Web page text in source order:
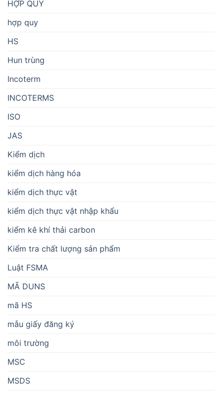
HỢP QUY
hợp quy
HS
Hun trùng
Incoterm
INCOTERMS
ISO
JAS
Kiểm dịch
kiểm dịch hàng hóa
kiểm dịch thực vật
kiểm dịch thực vật nhập khẩu
kiểm kê khí thải carbon
Kiểm tra chất lượng sản phẩm
Luật FSMA
MÃ DUNS
mã HS
mẫu giấy đăng ký
môi trường
MSC
MSDS